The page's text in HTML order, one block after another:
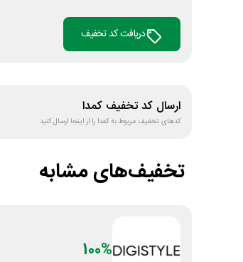
دریافت کد تخفیف
ارسال کد تخفیف کمدا‌
کدهای تخفیف مربوط بهکمدا‌ را از اینجا ارسال کنید
تخفیف‌های مشابه
100%